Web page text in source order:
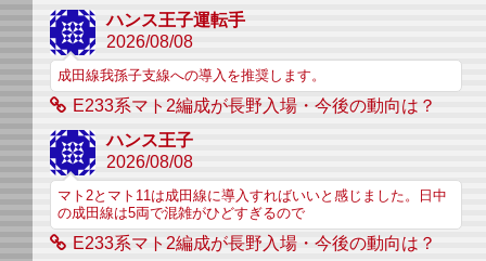
ハンス王子運転手
2026/08/08
成田線我孫子支線への導入を推奨します。
E233系マト2編成が長野入場・今後の動向は？
ハンス王子
2026/08/08
マト2とマト11は成田線に導入すればいいと感じました。日中
の成田線は5両で混雑がひどすぎるので
E233系マト2編成が長野入場・今後の動向は？